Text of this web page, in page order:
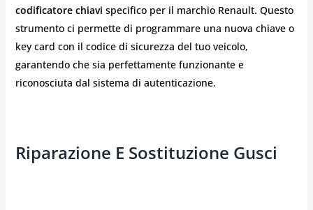
codificatore chiavi specifico per il marchio Renault. Questo
strumento ci permette di programmare una nuova chiave o
key card con il codice di sicurezza del tuo veicolo,
garantendo che sia perfettamente funzionante e
riconosciuta dal sistema di autenticazione.
Riparazione E Sostituzione Gusci